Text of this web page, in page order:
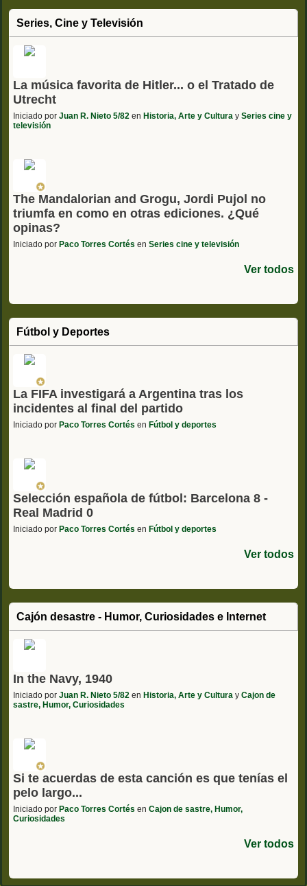
Series, Cine y Televisión
La música favorita de Hitler... o el Tratado de
Utrecht
Iniciado por Juan R. Nieto 5/82 en Historia, Arte y Cultura y Series cine y
televisión
The Mandalorian and Grogu, Jordi Pujol no
triumfa en como en otras ediciones. ¿Qué
opinas?
Iniciado por Paco Torres Cortés en Series cine y televisión
Ver todos
Fútbol y Deportes
La FIFA investigará a Argentina tras los
incidentes al final del partido
Iniciado por Paco Torres Cortés en Fútbol y deportes
Selección española de fútbol: Barcelona 8 -
Real Madrid 0
Iniciado por Paco Torres Cortés en Fútbol y deportes
Ver todos
Cajón desastre - Humor, Curiosidades e Internet
In the Navy, 1940
Iniciado por Juan R. Nieto 5/82 en Historia, Arte y Cultura y Cajon de
sastre, Humor, Curiosidades
Si te acuerdas de esta canción es que tenías el
pelo largo...
Iniciado por Paco Torres Cortés en Cajon de sastre, Humor,
Curiosidades
Ver todos